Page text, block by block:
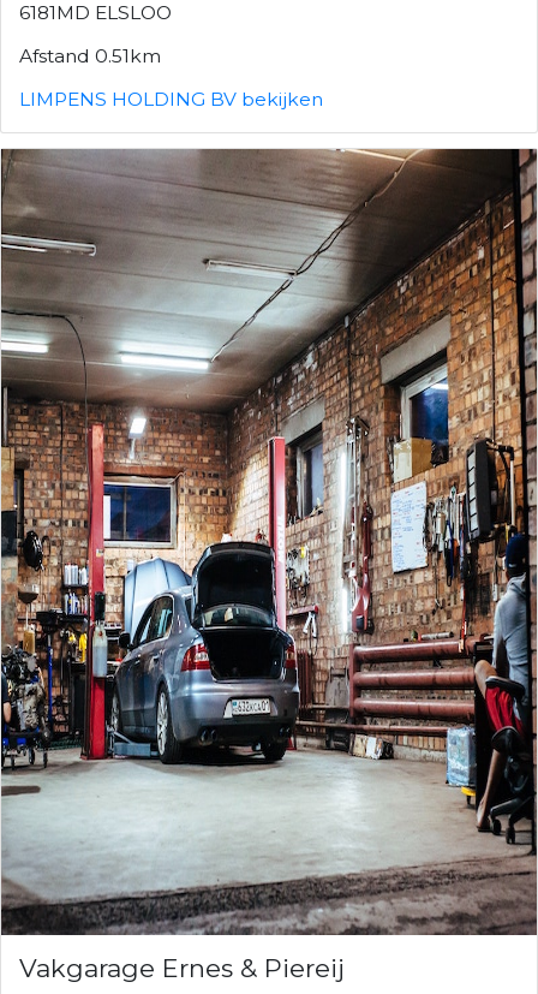
6181MD ELSLOO
Afstand 0.51km
LIMPENS HOLDING BV bekijken
Vakgarage Ernes & Piereij